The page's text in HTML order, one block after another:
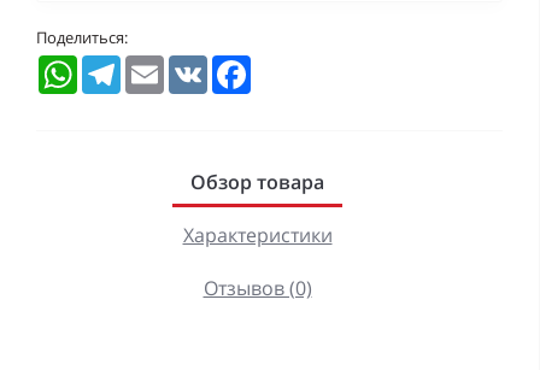
Поделиться:
WhatsAppTelegramEmail VK
Обзор товара
Характеристики
Отзывов (0)